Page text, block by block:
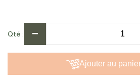
Qté −
Ajouter au